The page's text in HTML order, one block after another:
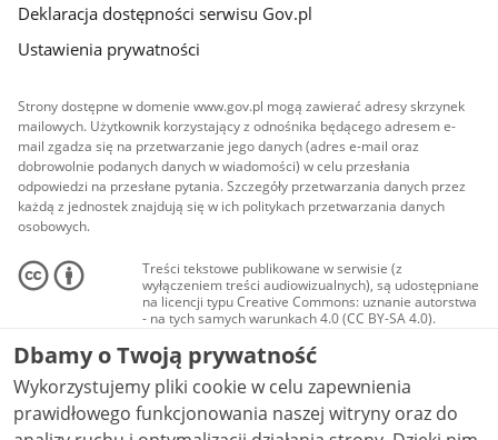
Deklaracja dostępności serwisu Gov.pl
Ustawienia prywatności
Strony dostępne w domenie www.gov.pl mogą zawierać adresy skrzynek
mailowych. Użytkownik korzystający z odnośnika będącego adresem e-
mail zgadza się na przetwarzanie jego danych (adres e-mail oraz
dobrowolnie podanych danych w wiadomości) w celu przesłania
odpowiedzi na przesłane pytania. Szczegóły przetwarzania danych przez
każdą z jednostek znajdują się w ich politykach przetwarzania danych
osobowych.
Treści tekstowe publikowane w serwisie (z
wyłączeniem treści audiowizualnych), są udostępniane
na licencji typu Creative Commons: uznanie autorstwa
- na tych samych warunkach 4.0 (CC BY-SA 4.0).
Materiały audiowizualne, w tym zdjęcia, materiały
audio i wideo, są udostępniane na licencji typu
Creative Commons: uznanie autorstwa użycie
niekomercyjne - bez utworów zależnych 4.0 (CC BY-
NC-ND 4.0), o ile nie jest to stwierdzone inaczej.
Dbamy o Twoją prywatność
Wykorzystujemy pliki cookie w celu zapewnienia
prawidłowego funkcjonowania naszej witryny oraz do